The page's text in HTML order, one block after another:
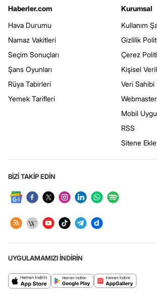
Haberler.com
Hava Durumu
Namaz Vakitleri
Seçim Sonuçları
Şans Oyunları
Rüya Tabirleri
Yemek Tarifleri
Kurumsal
Kullanım
Gizlilik
Çerez
Kişisel
Veri Sahibi
Webmaster
Mobil
RSS
Sitene Ekle
BİZİ TAKİP EDİN
UYGULAMAMIZI İNDİRİN